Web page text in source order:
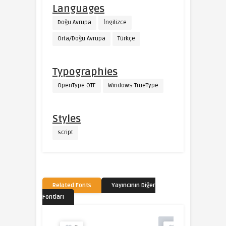
Languages
Doğu Avrupa İngilizce
Orta/Doğu Avrupa Türkçe
Typographies
OpenType OTF Windows TrueType
Styles
script
Related Fonts
Yayıncının Diğer
Fontları